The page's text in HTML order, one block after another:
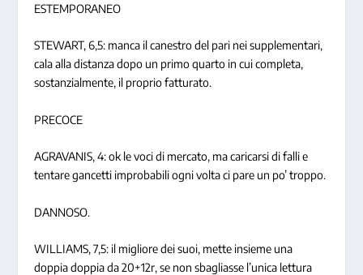
ESTEMPORANEO
STEWART, 6,5: manca il canestro del pari nei supplementari,
cala alla distanza dopo un primo quarto in cui completa,
sostanzialmente, il proprio fatturato.
PRECOCE
AGRAVANIS, 4: ok le voci di mercato, ma caricarsi di falli e
tentare gancetti improbabili ogni volta ci pare un po’ troppo.
DANNOSO.
WILLIAMS, 7,5: il migliore dei suoi, mette insieme una
doppia doppia da 20+12r, se non sbagliasse l’unica lettura